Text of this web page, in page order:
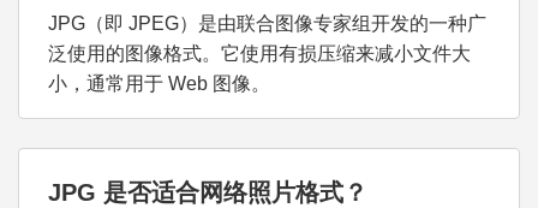
JPG（即 JPEG）是由联合图像专家组开发的一种广
泛使用的图像格式。它使用有损压缩来减小文件大
小，通常用于 Web 图像。
JPG 是否适合网络照片格式？